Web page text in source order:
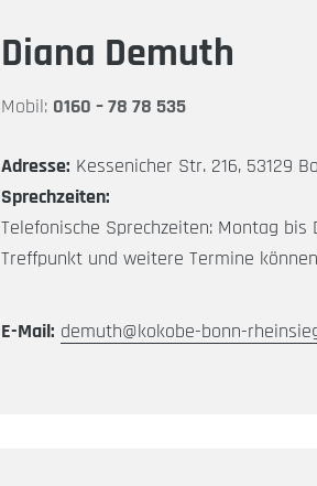
Diana Demuth
Mobil: 0160 – 78 78 535
Adresse: Kessenicher Str. 216, 53129
Sprechzeiten:
Telefonische Sprechzeiten: Montag bis
Treffpunkt und weitere Termine
E-Mail: demuth@kokobe-bonn-